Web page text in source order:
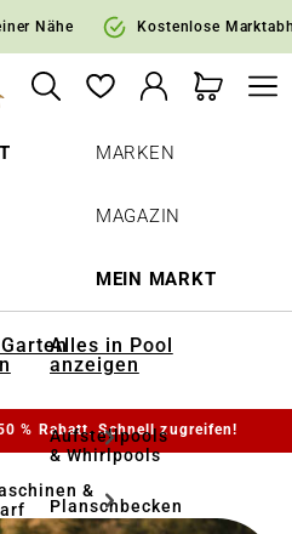
springen
Nähe Kostenlose
MARKEN
MAGAZIN
MEIN MARKT
&
Alles in Pool
anzeigen
Aufstellpools
& Whirlpools
Planschbecken
% Rabatt. Schnell zugreifen!